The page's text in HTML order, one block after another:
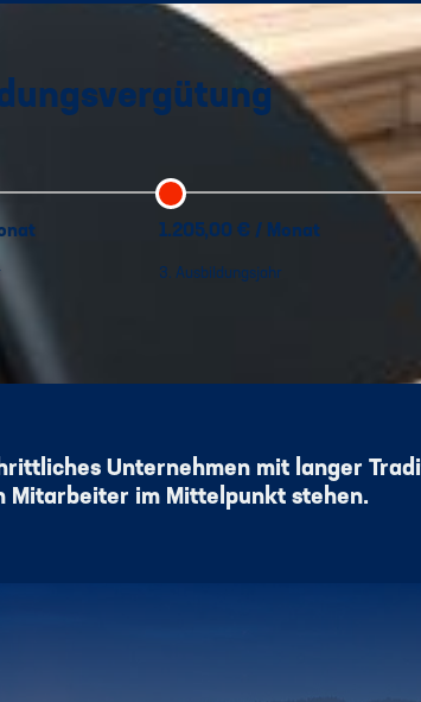
1.205,00 € / Monat
3. Ausbildungsjahr
Unternehmen mit langer
Mitarbeiter im Mittelpunkt stehen.